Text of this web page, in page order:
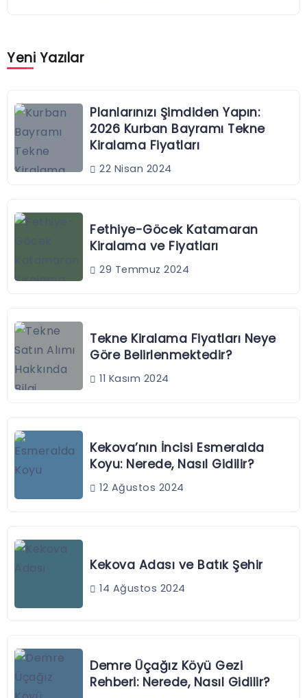
Yeni Yazılar
Planlarınızı Şimdiden Yapın:
2026 Kurban Bayramı Tekne
Kiralama Fiyatları
22 Nisan 2024
Fethiye-Göcek Katamaran
Kiralama ve Fiyatları
29 Temmuz 2024
Tekne Kiralama Fiyatları Neye
Göre Belirlenmektedir?
11 Kasım 2024
Kekova’nın İncisi Esmeralda
Koyu: Nerede, Nasıl Gidilir?
12 Ağustos 2024
Kekova Adası ve Batık Şehir
14 Ağustos 2024
Demre Üçağız Köyü Gezi
Rehberi: Nerede, Nasıl Gidilir?